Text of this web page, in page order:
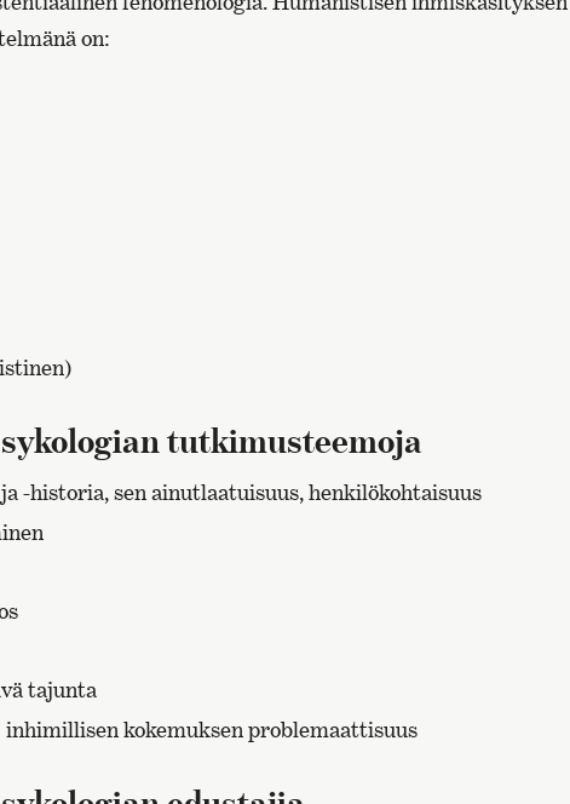
on:
tutkimusteemoja
-historia, sen ainutlaatuisuus, henkilökohtaisuus
tajunta
kokemuksen problemaattisuus